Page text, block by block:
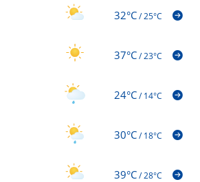
32°C/25°C
37°C/23°C
24°C/14°C
30°C/18°C
39°C/28°C